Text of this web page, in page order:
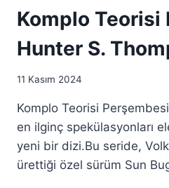
Komplo Teorisi
Hunter S.
11 Kasım 2024
Komplo Teorisi
en ilginç spekülasyonları
yeni bir dizi.Bu seride,
ürettiği özel sürüm Sun